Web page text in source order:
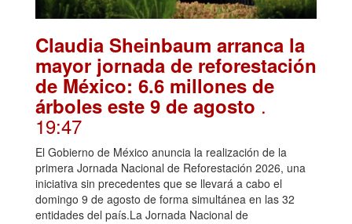
Claudia Sheinbaum arranca la
mayor jornada de reforestación
de México: 6.6 millones de
árboles este 9 de agosto .
19:47
El Gobierno de México anuncia la realización de la
primera Jornada Nacional de Reforestación 2026, una
iniciativa sin precedentes que se llevará a cabo el
domingo 9 de agosto de forma simultánea en las 32
entidades del país.La Jornada Nacional de